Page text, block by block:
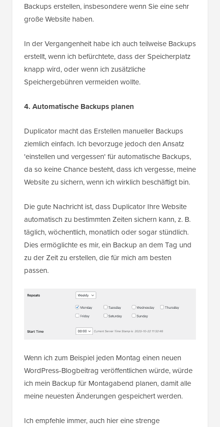
Backups erstellen, insbesondere wenn Sie eine sehr
große Website haben.
In der Vergangenheit habe ich auch teilweise Backups
erstellt, wenn ich befürchtete, dass der Speicherplatz
knapp wird, oder wenn ich zusätzliche
Speichergebühren vermeiden wollte.
4. Automatische Backups planen
Duplicator macht das Erstellen manueller Backups
ziemlich einfach. Ich bevorzuge jedoch den Ansatz
'einstellen und vergessen' für automatische Backups,
da so keine Chance besteht, dass ich vergesse, meine
Website zu sichern, wenn ich wirklich beschäftigt bin.
Die gute Nachricht ist, dass Duplicator Ihre Website
automatisch zu bestimmten Zeiten sichern kann, z. B.
täglich, wöchentlich, monatlich oder sogar stündlich.
Dies ermöglichte es mir, ein Backup an dem Tag und
zu der Zeit zu erstellen, die für mich am besten
passen.
Wenn ich zum Beispiel jeden Montag einen neuen
WordPress-Blogbeitrag veröffentlichen würde, würde
ich mein Backup für Montagabend planen, damit alle
meine neuesten Änderungen gespeichert werden.
Ich empfehle immer, auch hier eine strenge